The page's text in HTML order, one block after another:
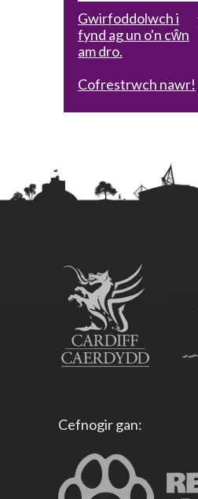
Gwirfoddolwch i
fynd ag un o'n cŵn
am dro.
Cofrestrwch nawr!
Cefnogir gan: